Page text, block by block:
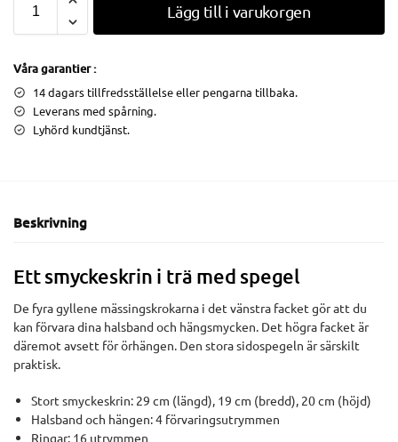
Lägg till i varukorgen
Våra garantier :
14 dagars tillfredsställelse eller pengarna tillbaka.
Leverans med spårning.
Lyhörd kundtjänst.
Beskrivning
Ett smyckeskrin i trä med spegel
De fyra gyllene mässingskrokarna i det vänstra facket gör att du
kan förvara dina halsband och hängsmycken. Det högra facket är
däremot avsett för örhängen. Den stora sidospegeln är särskilt
praktisk.
Stort smyckeskrin: 29 cm (längd), 19 cm (bredd), 20 cm (höjd)
Halsband och hängen: 4 förvaringsutrymmen
Ringar: 16 utrymmen